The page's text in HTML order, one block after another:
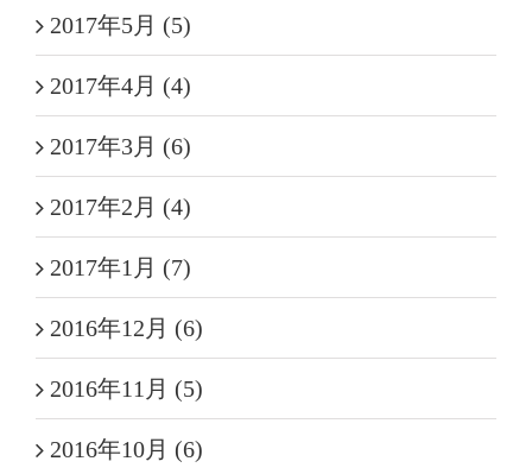
2017年5月 (5)
2017年4月 (4)
2017年3月 (6)
2017年2月 (4)
2017年1月 (7)
2016年12月 (6)
2016年11月 (5)
2016年10月 (6)